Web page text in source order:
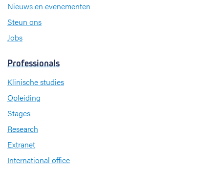
Nieuws en evenementen
Steun ons
Jobs
Professionals
Klinische studies
Opleiding
Stages
Research
Extranet
International office